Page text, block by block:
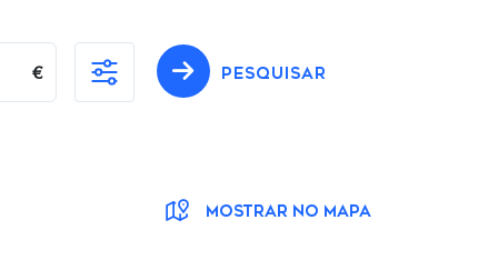
€ PESQUISAR
MOSTRAR NO MAPA